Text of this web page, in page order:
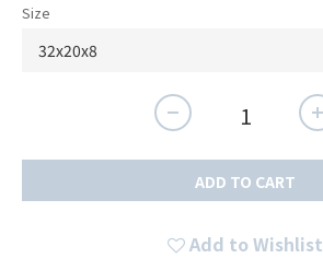
Size
ADD TO CART
Add to Wishlist